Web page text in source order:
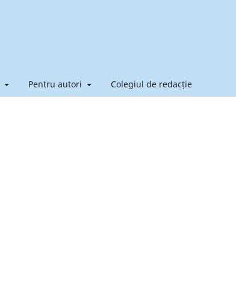
Pentru autori Colegiul de redacție